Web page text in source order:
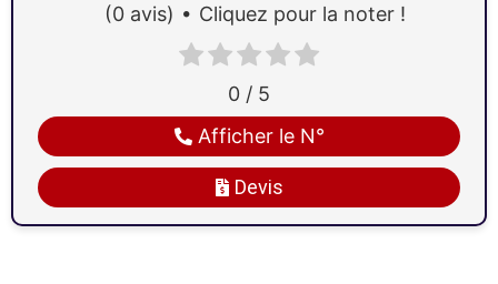
Devis
Afficher le N°
0 / 5
(0 avis) Cliquez pour la noter !